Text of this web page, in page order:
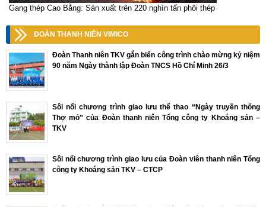
Gang thép Cao Bằng: Sản xuất trên 220 nghìn tấn phôi thép
ĐOÀN THANH NIÊN VIMICO
Đoàn Thanh niên TKV gắn biển công trình chào mừng kỷ niệm
90 năm Ngày thành lập Đoàn TNCS Hồ Chí Minh 26/3
Sôi nổi chương trình giao lưu thể thao “Ngày truyền thống
Thợ mỏ” của Đoàn thanh niên Tổng công ty Khoáng sản –
TKV
Sôi nổi chương trình giao lưu của Đoàn viên thanh niên Tổng
công ty Khoáng sản TKV – CTCP